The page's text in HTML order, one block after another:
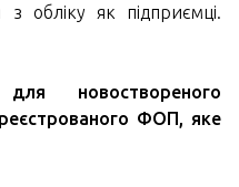
з обліку як підприємці.
новоствореного
ФОП, яке